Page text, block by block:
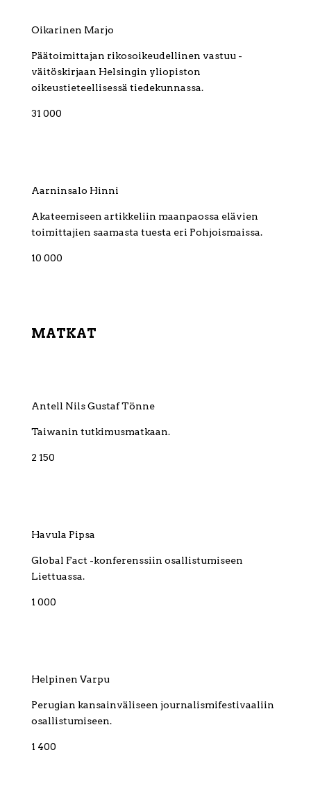
Oikarinen Marjo
Päätoimittajan rikosoikeudellinen vastuu -
väitöskirjaan Helsingin yliopiston
oikeustieteellisessä tiedekunnassa.
31 000
Aarninsalo Hinni
Akateemiseen artikkeliin maanpaossa elävien
toimittajien saamasta tuesta eri Pohjoismaissa.
10 000
MATKAT
Antell Nils Gustaf Tönne
Taiwanin tutkimusmatkaan.
2 150
Havula Pipsa
Global Fact -konferenssiin osallistumiseen
Liettuassa.
1 000
Helpinen Varpu
Perugian kansainväliseen journalismifestivaaliin
osallistumiseen.
1 400